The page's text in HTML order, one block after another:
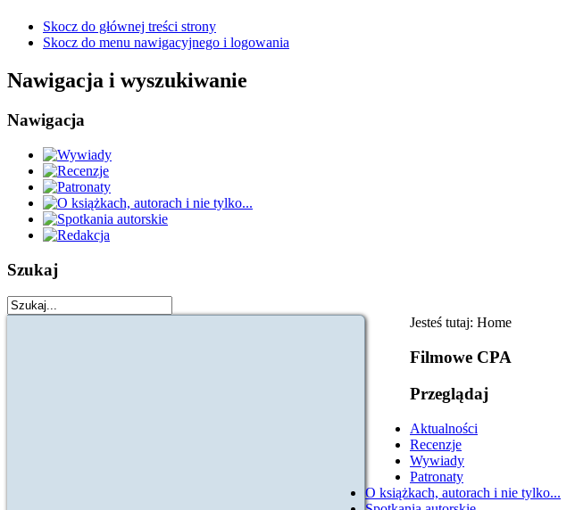
Skocz do głównej treści strony
Skocz do menu nawigacyjnego i logowania
Nawigacja i wyszukiwanie
Nawigacja
Szukaj
Jesteś tutaj: Home
Filmowe CPA
Przeglądaj
Aktualności
Recenzje
Wywiady
Patronaty
O książkach, autorach i nie tylko...